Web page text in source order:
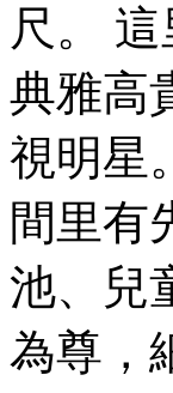
尺。
典雅高
視明星
間里有
池、兒
為尊，